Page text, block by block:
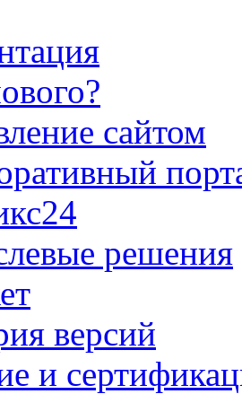
сайтом
решения
версий
и